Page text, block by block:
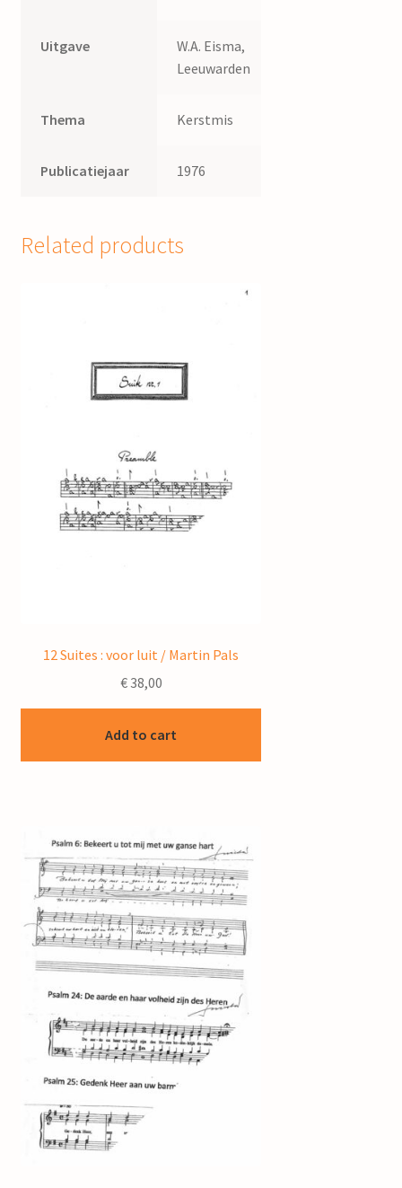
Uitgave
W.A. Eisma,
Leeuwarden
Thema Kerstmis
Publicatiejaar 1976
Related products
12 Suites : voor luit / Martin Pals
€38,00
Add to cart